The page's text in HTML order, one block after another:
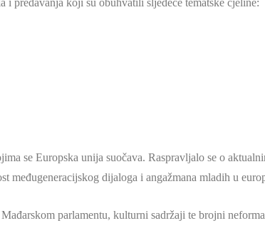
i predavanja koji su obuhvatili sljedeće tematske cjeline:
se Europska unija suočava. Raspravljalo se o
međugeneracijskog dijaloga i angažmana mladih u
parlamentu, kulturni sadržaji te brojni